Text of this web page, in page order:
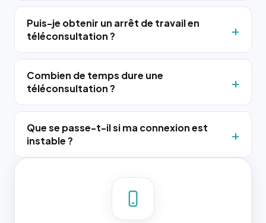
Puis-je obtenir un arrêt de travail en
téléconsultation ?
Combien de temps dure une
téléconsultation ?
Que se passe-t-il si ma connexion est
instable ?